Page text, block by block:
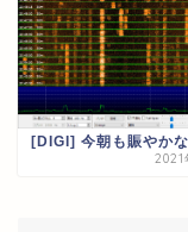
[DIGI] 今朝も賑やか
2021